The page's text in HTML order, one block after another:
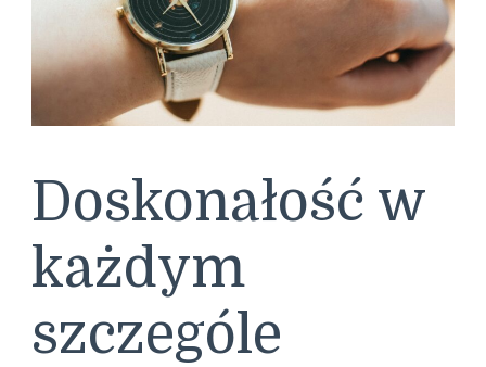
Doskonałość w
każdym
szczególe